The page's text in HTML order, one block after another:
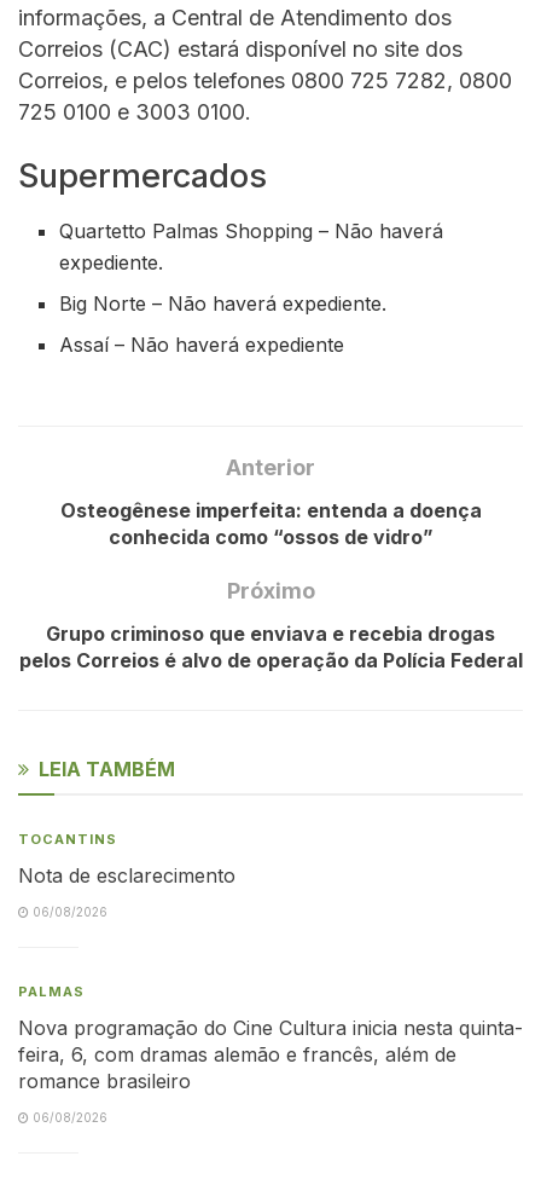
informações, a Central de Atendimento dos
Correios (CAC) estará disponível no site dos
Correios, e pelos telefones 0800 725 7282, 0800
725 0100 e 3003 0100.
Supermercados
Quartetto Palmas Shopping – Não haverá
expediente.
Big Norte – Não haverá expediente.
Assaí – Não haverá expediente
Anterior
Osteogênese imperfeita: entenda a doença
conhecida como “ossos de vidro”
Próximo
Grupo criminoso que enviava e recebia drogas
pelos Correios é alvo de operação da Polícia Federal
LEIA TAMBÉM
TOCANTINS
Nota de esclarecimento
06/08/2026
PALMAS
Nova programação do Cine Cultura inicia nesta quinta-
feira, 6, com dramas alemão e francês, além de
romance brasileiro
06/08/2026